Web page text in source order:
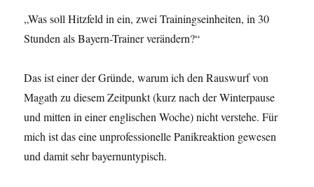
„Was soll Hitzfeld in ein, zwei Trainingseinheiten, in 30
Stunden als Bayern-Trainer verändern?“
Das ist einer der Gründe, warum ich den Rauswurf von
Magath zu diesem Zeitpunkt (kurz nach der Winterpause
und mitten in einer englischen Woche) nicht verstehe. Für
mich ist das eine unprofessionelle Panikreaktion gewesen
und damit sehr bayernuntypisch.